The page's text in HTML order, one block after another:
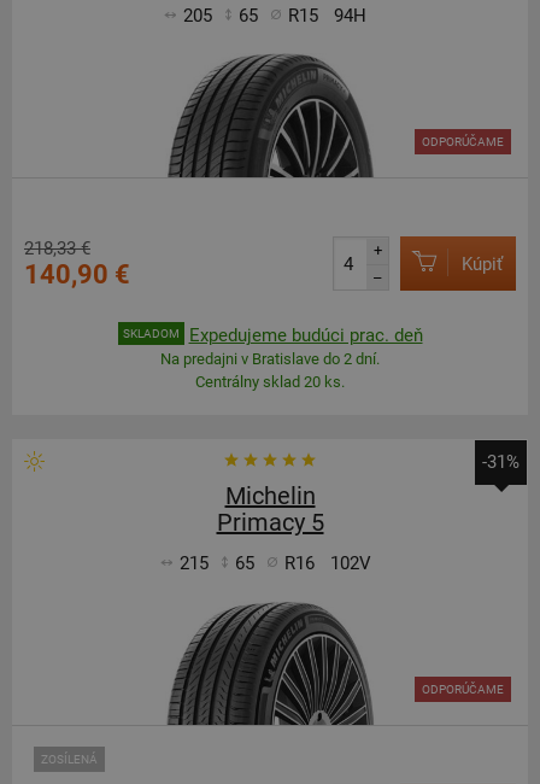
205 65 R15 94H
ODPORÚČAME
218,33 €
140,90 €
+
–
Kúpiť
SKLADOM Expedujeme budúci prac. deň
Na predajni v Bratislave do 2 dní.
Centrálny sklad 20 ks.
-31%
Michelin
Primacy 5
215 65 R16 102V
ZOSÍLENÁ
ODPORÚČAME